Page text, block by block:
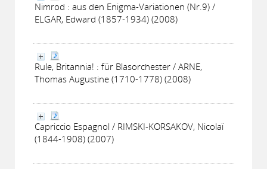
Nimrod : aus den Enigma-Variationen (Nr.9) /
ELGAR, Edward (1857-1934) (2008)
Rule, Britannia! : für Blasorchester / ARNE,
Thomas Augustine (1710-1778) (2008)
Capriccio Espagnol / RIMSKI-KORSAKOV, Nicolaï
(1844-1908) (2007)